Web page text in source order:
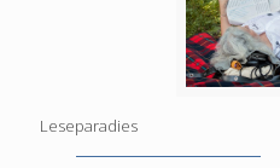
Leseparadies